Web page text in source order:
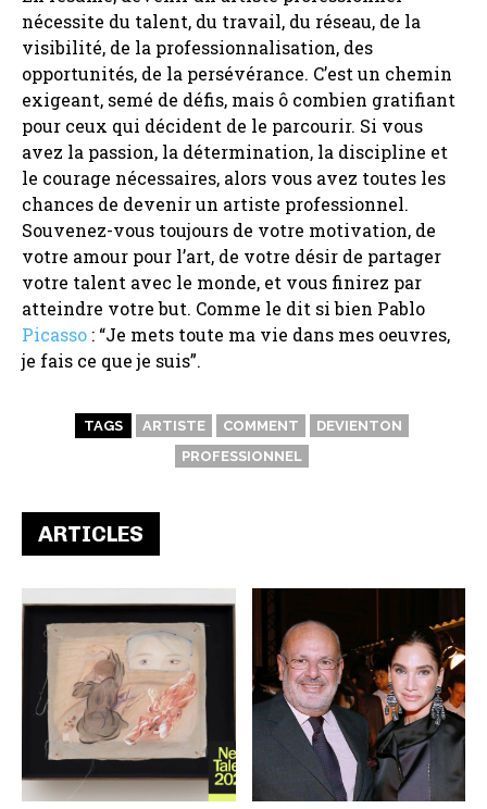
nécessite du talent, du travail, du réseau, de la
visibilité, de la professionnalisation, des
opportunités, de la persévérance. C’est un chemin
exigeant, semé de défis, mais ô combien gratifiant
pour ceux qui décident de le parcourir. Si vous
avez la passion, la détermination, la discipline et
le courage nécessaires, alors vous avez toutes les
chances de devenir un artiste professionnel.
Souvenez-vous toujours de votre motivation, de
votre amour pour l’art, de votre désir de partager
votre talent avec le monde, et vous finirez par
atteindre votre but. Comme le dit si bien Pablo
Picasso : “Je mets toute ma vie dans mes oeuvres,
je fais ce que je suis”.
TAGS ARTISTE COMMENT
DEVIENTON
PROFESSIONNEL
ARTICLES